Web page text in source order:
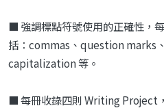
■ 強調標點符號使用的正確性，
括：commas、question marks
capitalization 等。
■ 每冊收錄四則 Writing Project